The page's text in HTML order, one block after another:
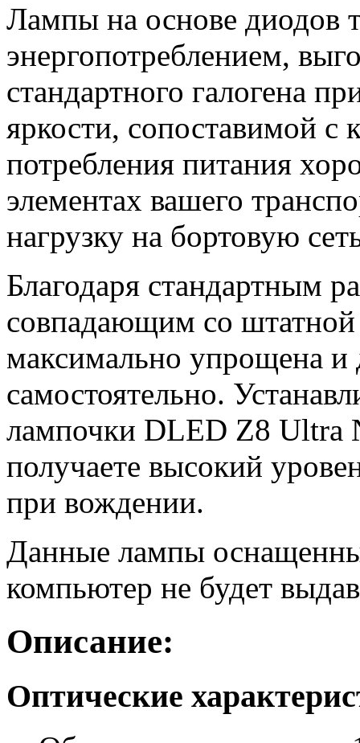
Лампы на основе диодов
энергопотреблением,
стандартного галогена
яркости, сопоставимой
потребления питания
элементах вашего
нагрузку на бортовую
Благодаря стандартным
совпадающим со штатной
максимально упрощена и
самостоятельно.
лампочки DLED Z8 Ultra
получаете высокий
при вождении.
Данные лампы
компьютер не будет
Описание:
Оптические